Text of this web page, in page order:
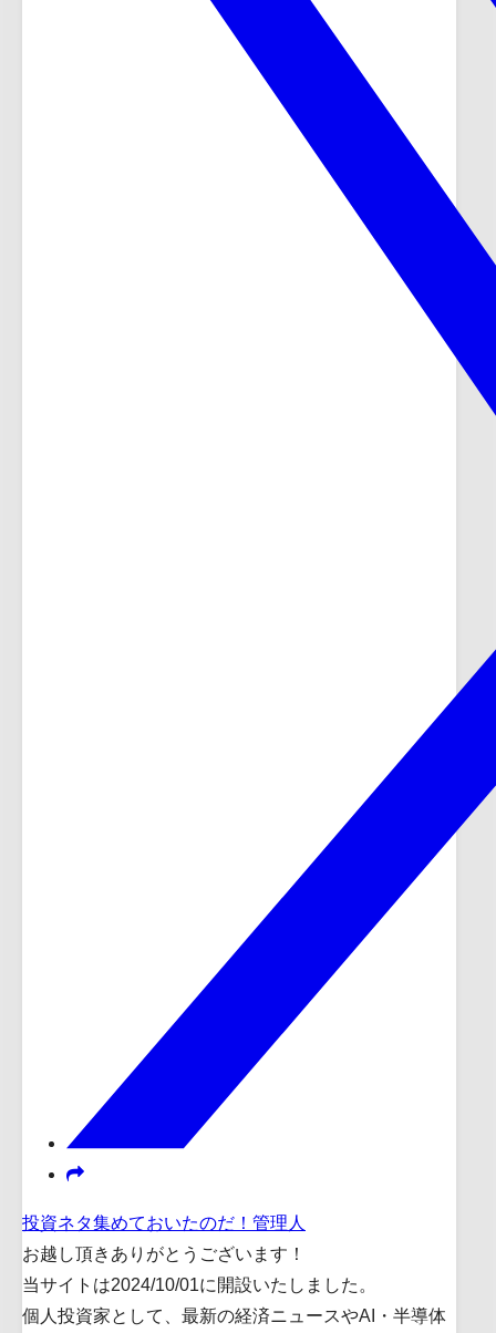
投資ネタ集めておいたのだ！管理人
お越し頂きありがとうございます！
当サイトは2024/10/01に開設いたしました。
個人投資家として、最新の経済ニュースやAI・半導体